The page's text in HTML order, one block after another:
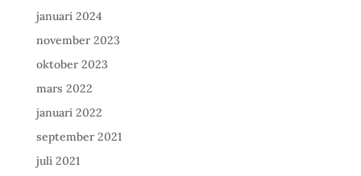
januari 2024
november 2023
oktober 2023
mars 2022
januari 2022
september 2021
juli 2021